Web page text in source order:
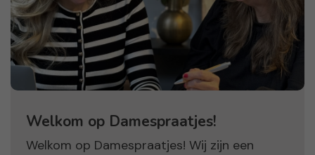
Welkom op Damespraatjes!
Welkom op Damespraatjes! Wij zijn een